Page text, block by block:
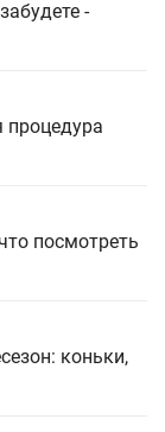
-
процедура
посмотреть
коньки,